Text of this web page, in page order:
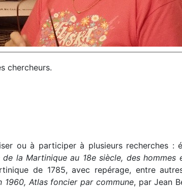
chercheurs.
ou à participer à plusieurs recherches :
de la Martinique au 18e siècle, des hommes
de 1785, avec repérage, entre
Atlas foncier par commune, par Jean